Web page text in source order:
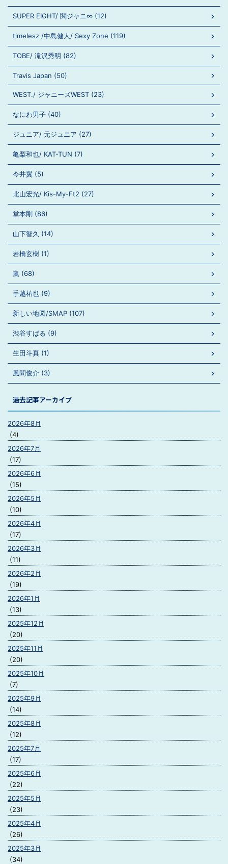
SUPER EIGHT/ 関ジャニ∞ (12)
timelesz /中島健人/ Sexy Zone (119)
TOBE/ 滝沢秀明 (82)
Travis Japan (50)
WEST./ ジャニーズWEST (23)
なにわ男子 (40)
ジュニア/ 元ジュニア (27)
亀梨和也/ KAT-TUN (7)
今井翼 (5)
北山宏光/ Kis-My-Ft2 (27)
堂本剛 (86)
山下智久 (14)
岩橋玄樹 (1)
嵐 (68)
手越祐也 (9)
新しい地図/SMAP (107)
渋谷すばる (9)
生田斗真 (1)
風間俊介 (3)
過去記事アーカイブ
2026年8月
(4)
2026年7月
(17)
2026年6月
(15)
2026年5月
(10)
2026年4月
(17)
2026年3月
(11)
2026年2月
(19)
2026年1月
(13)
2025年12月
(20)
2025年11月
(20)
2025年10月
(7)
2025年9月
(14)
2025年8月
(12)
2025年7月
(17)
2025年6月
(22)
2025年5月
(23)
2025年4月
(26)
2025年3月
(34)